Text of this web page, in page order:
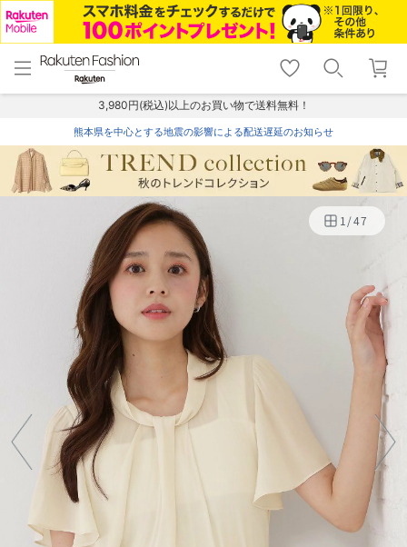
menu home
トップ
shopping_cart lock_outline
ログイン
3,980円(税込)以上のお買い物で送料無料！
熊本県を中心とする地震の影響による配送遅延のお知らせ
1/47